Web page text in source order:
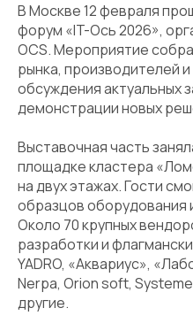
В Москве 12 февраля
форум «IT-Ось 2026»,
OCS. Мероприятие
рынка, производителей
обсуждения актуальных
демонстрации новых
Выставочная часть
площадке кластера
на двух этажах. Гости
образцов оборудования
Около 70 крупных
разработки и
YADRO, «Аквариус»,
Nerpa, Orion soft,
другие.